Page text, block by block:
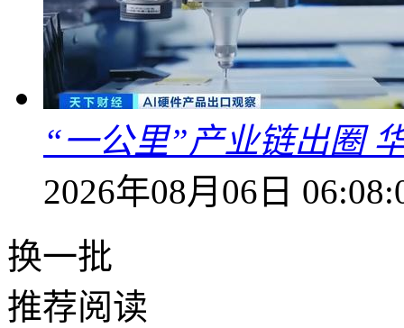
“一公里”产业链出圈
2026年08月06日
换一批
推荐阅读